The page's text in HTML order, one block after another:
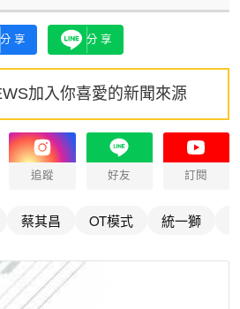
分享 分享
加入你喜愛的新聞來源
追蹤 好友 訂閱
蔡其昌 OT模式 統一獅